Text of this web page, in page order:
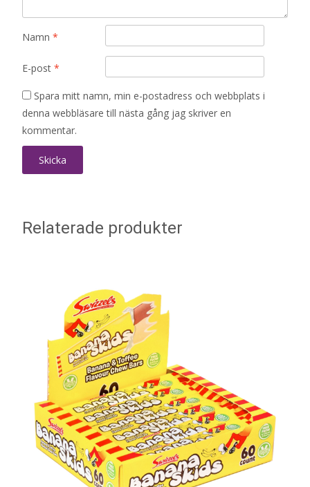
Namn *
E-post *
Spara mitt namn, min e-postadress och webbplats i
denna webbläsare till nästa gång jag skriver en
kommentar.
Relaterade produkter